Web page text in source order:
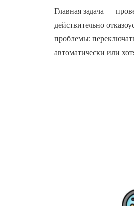
Главная задача —
действительно
проблемы:
автоматически или